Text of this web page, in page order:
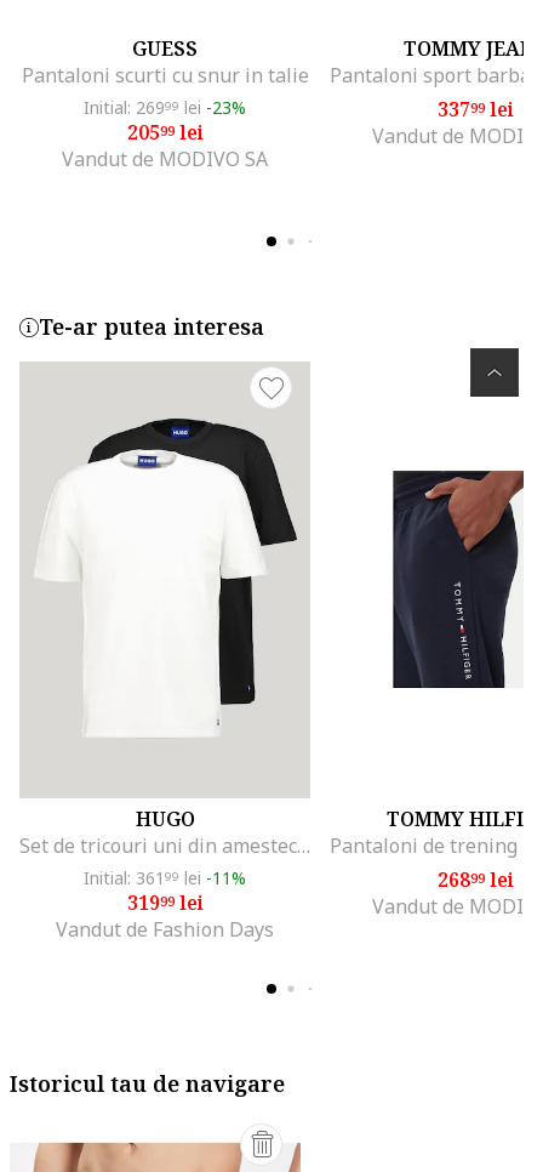
GUESS
Pantaloni scurti cu snur in talie
Initial: 26999 lei -23%
20599lei
Vandut de MODIVO SA
TOMMY
33799lei
Vandut de
Te-ar putea interesa
HUGO
Set de tricouri uni din amestec de bumbac - 2 piese, Negru/Alb optic
Initial: 361 99 lei -11%
31999lei
Vandut de Fashion Days
TOMMY
26899lei
Vandut de
Istoricul tau de navigare